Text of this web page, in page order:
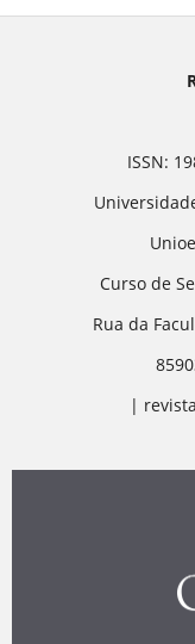
ISSN:
Curso de
Rua da
|